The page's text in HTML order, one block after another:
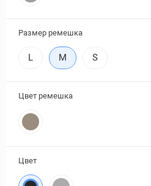
Размер ремешка
L M S
Цвет ремешка
Цвет